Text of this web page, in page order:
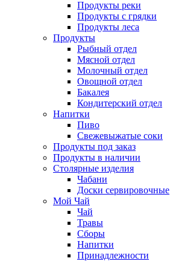
Продукты реки
Продукты с грядки
Продукты леса
Продукты
Рыбный отдел
Мясной отдел
Молочный отдел
Овощной отдел
Бакалея
Кондитерский отдел
Напитки
Пиво
Cвежевыжатые соки
Продукты под заказ
Продукты в наличии
Столярные изделия
Чабани
Доски сервировочные
Мой Чай
Чай
Травы
Сборы
Напитки
Принадлежности